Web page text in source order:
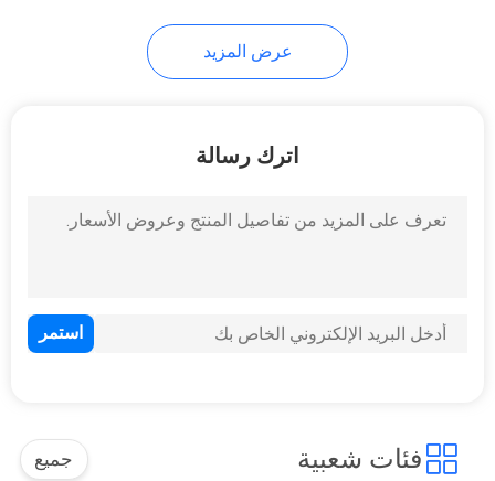
آلة صنع الأنابيب رتب
الأوتوماتيكي
عرض المزيد
اترك رسالة
فئات شعبية جميع